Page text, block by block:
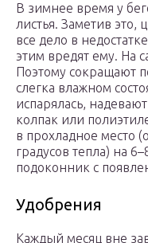
В зимнее время у
листья. Заметив это,
все дело в
этим вредят ему. На
Поэтому сокращают
слегка влажном
испарялась,
колпак или
в прохладное место
градусов тепла) на
подоконник с
Удобрения
Каждый месяц вне